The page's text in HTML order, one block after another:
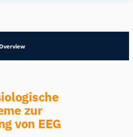
zur
von EEG